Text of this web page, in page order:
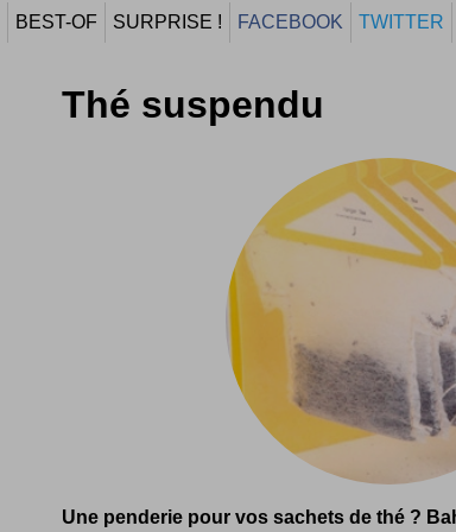
BEST-OF SURPRISE ! FACEBOOK TWITTER
Thé suspendu
Une penderie pour vos sachets de thé ?